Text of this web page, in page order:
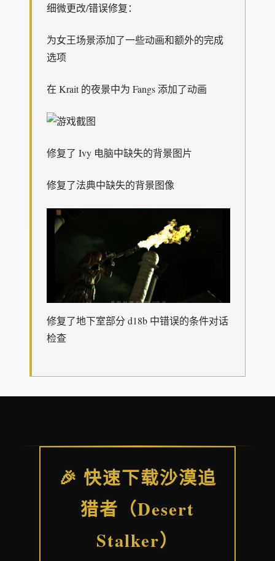
细微更改/错误修复：
为女王场景添加了一些动画和额外的完成
选项
在 Krait 的夜景中为 Fangs 添加了动画
修复了 Ivy 电脑中缺失的背景图片
修复了法典中缺失的背景图像
修复了地下室部分 d18b 中错误的条件对话
检查
🎉 快速下载沙漠追
猎者（Desert
Stalker）